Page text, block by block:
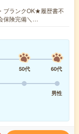
ブランクOK★履歴書不
保険完備＼…
50代
60代
男性